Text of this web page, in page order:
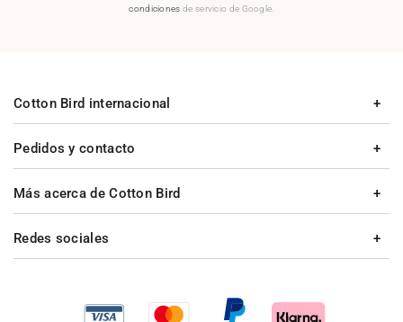
condiciones de servicio de Google.
Pedidos y contacto
Más acerca de Cotton Bird
Cotton Bird internacional
Redes sociales